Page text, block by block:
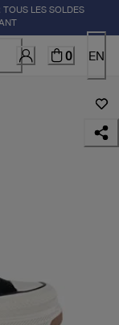
LES SOLDES
0 EN